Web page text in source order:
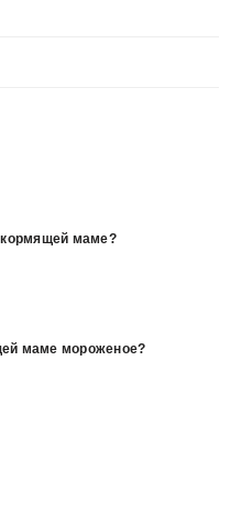
кормящей маме?
маме мороженое?